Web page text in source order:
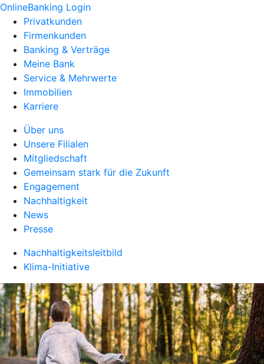
OnlineBanking Login
Privatkunden
Firmenkunden
Banking & Verträge
Meine Bank
Service & Mehrwerte
Immobilien
Karriere
Über uns
Unsere Filialen
Mitgliedschaft
Gemeinsam stark für die Zukunft
Engagement
Nachhaltigkeit
News
Presse
Nachhaltigkeitsleitbild
Klima-Initiative